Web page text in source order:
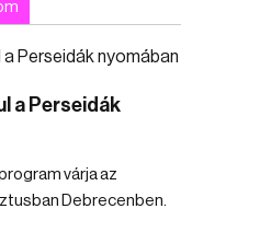
a Perseidák
várja az
Debrecenben.